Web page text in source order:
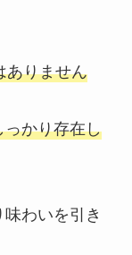
ありません
っかり存在し
わいを引き